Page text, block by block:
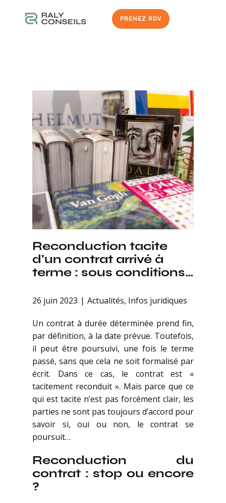
PRENEZ RDV
Reconduction tacite
d’un contrat arrivé à
terme : sous conditions…
26 juin 2023 Actualités, Infos juridiques
Un contrat à durée déterminée prend fin,
par définition, à la date prévue. Toutefois,
il peut être poursuivi, une fois le terme
passé, sans que cela ne soit formalisé par
écrit. Dans ce cas, le contrat est «
tacitement reconduit ». Mais parce que ce
qui est tacite n’est pas forcément clair, les
parties ne sont pas toujours d’accord pour
savoir si, oui ou non, le contrat se
poursuit…
Reconduction du
contrat : stop ou encore
?